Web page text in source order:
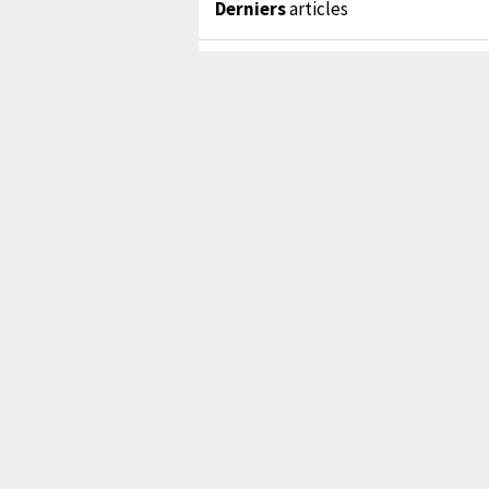
Derniersarticles